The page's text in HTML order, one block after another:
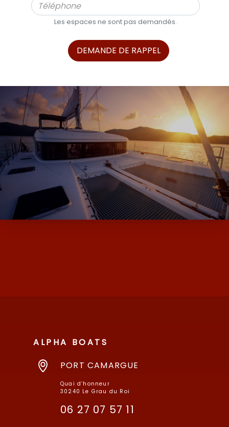
Les espaces ne sont pas demandés.
DEMANDE DE RAPPEL
ALPHA BOATS, L’EXPERT DES BATEAUX
D’OCCASION ET NEUF AVEC SES MARQUES
DE MOODY ET MILLIKAN…
ALPHA BOATS
PORT CAMARGUE
Quai d’honneur
30240 Le Grau du Roi
06 27 07 57 11